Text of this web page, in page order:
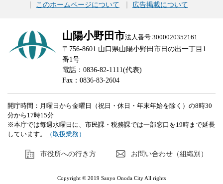
このホームページについて
広告掲載について
山陽小野田市法人番号 3000020352161
〒756-8601 山口県山陽小野田市日の出一丁目1
番1号
電話：0836-82-1111(代表)
Fax：0836-83-2604
開庁時間：月曜日から金曜日（祝日・休日・年末年始を除く）の8時30
分から17時15分
※本庁では毎週水曜日に、市民課・税務課では一部窓口を19時まで延長
しています。
（取扱業務）
市役所への行き方 お問い合わせ（組織別）
Copyright © 2019 Sanyo Onoda City All rights